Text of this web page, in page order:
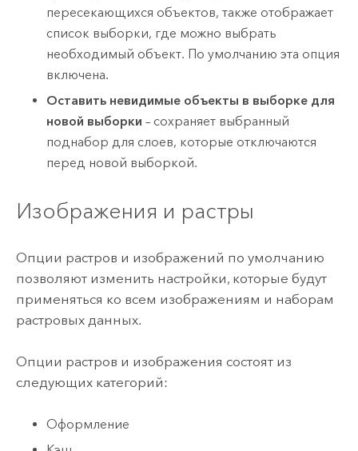
пересекающихся объектов, также отображает
список выборки, где можно выбрать
необходимый объект. По умолчанию эта опция
включена.
Оставить невидимые объекты в выборке для
новой выборки – сохраняет выбранный
поднабор для слоев, которые отключаются
перед новой выборкой.
Изображения и растры
Опции растров и изображений по умолчанию
позволяют изменить настройки, которые будут
применяться ко всем изображениям и наборам
растровых данных.
Опции растров и изображения состоят из
следующих категорий:
Оформление